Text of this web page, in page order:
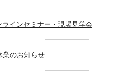
ラインセミナー・現場見学会
業のお知らせ